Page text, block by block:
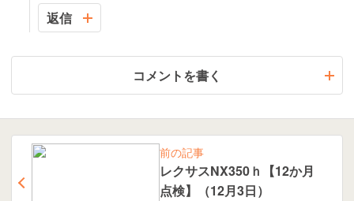
返信
コメントを書く
前の記事
レクサスNX350ｈ【12か月
点検】（12月3日）